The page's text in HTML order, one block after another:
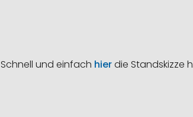
Schnell und einfach hierdie Standskizze